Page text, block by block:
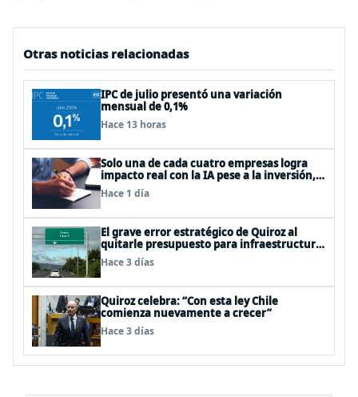
Otras noticias relacionadas
IPC de julio presentó una variación
mensual de 0,1%
Hace 13 horas
Solo una de cada cuatro empresas logra
impacto real con la IA pese a la inversión,
según el Foro Económico Mundial
Hace 1 día
El grave error estratégico de Quiroz al
quitarle presupuesto para infraestructura
vial del Biobío
Hace 3 días
Quiroz celebra: “Con esta ley Chile
comienza nuevamente a crecer”
Hace 3 días